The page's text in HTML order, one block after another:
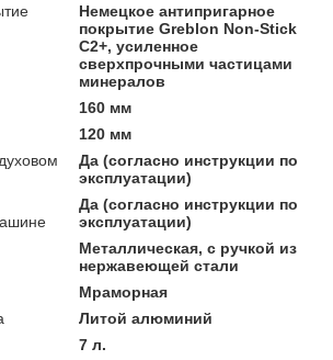
Немецкое антипригарное
покрытие Greblon Non-Stick
C2+, усиленное
сверхпрочными частицами
минералов
160 мм
120 мм
Да (согласно инструкции по
эксплуатации)
Да (согласно инструкции по
эксплуатации)
Металлическая, с ручкой из
нержавеющей стали
Мраморная
Литой алюминий
7 л.